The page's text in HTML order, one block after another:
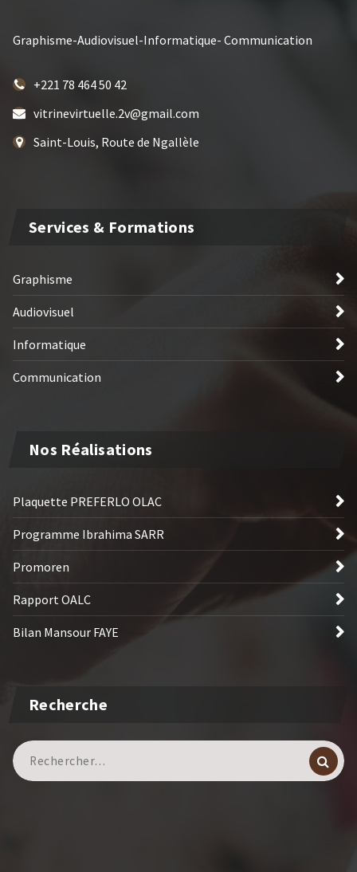
Graphisme-Audiovisuel-Informatique- Communication
+221 78 464 50 42
vitrinevirtuelle.2v@gmail.com
Saint-Louis, Route de Ngallèle
Services & Formations
Graphisme
Audiovisuel
Informatique
Communication
Nos Réalisations
Plaquette PREFERLO OLAC
Programme Ibrahima SARR
Promoren
Rapport OALC
Bilan Mansour FAYE
Recherche
Recherche
pour :